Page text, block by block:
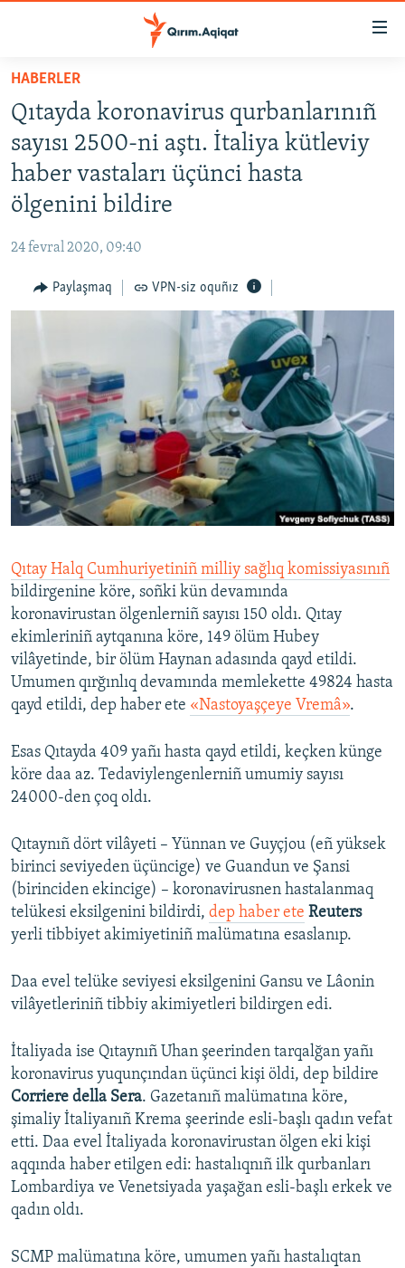
Esas
qaytmaq
Baş
navigatsiyağa
qaytmaq
Qıdıruvğa
HABERLER
SİYASET
İQTİSADİYAT
CEMİYET
İNSAN AQLARI
VİDEO
FİKİR
Русский
Українською
QOŞULIÑIZ!
RFE/RS bütün saytları
HABERLER
Qıtayda koronavirus qurbanlarınıñ
sayısı 2500-ni aştı. İtaliya kütleviy
haber vastaları üçünci hasta
ölgenini bildire
24 fevral 2020, 09:40
Paylaşmaq VPN-siz oquñız
Qıtay Halq Cumhuriyetiniñ milliy sağlıq komissiyasınıñ
bildirgenine köre, soñki kün devamında
koronavirustan ölgenlerniñ sayısı 150 oldı. Qıtay
ekimleriniñ aytqanına köre, 149 ölüm Hubey
vilâyetinde, bir ölüm Haynan adasında qayd etildi.
Umumen qırğınlıq devamında memlekette 49824 hasta
qayd etildi, dep haber ete «Nastoyaşçeye Vremâ».
Esas Qıtayda 409 yañı hasta qayd etildi, keçken künge
köre daa az. Tedaviylengenlerniñ umumiy sayısı
24000-den çoq oldı.
Qıtaynıñ dört vilâyeti – Yünnan ve Guyçjou (eñ yüksek
birinci seviyeden üçüncige) ve Guandun ve Şansi
(birinciden ekincige) – koronavirusnen hastalanmaq
telükesi eksilgenini bildirdi, dep haber ete Reuters
yerli tibbiyet akimiyetiniñ malümatına esaslanıp.
Daa evel telüke seviyesi eksilgenini Gansu ve Lâonin
vilâyetleriniñ tibbiy akimiyetleri bildirgen edi.
İtaliyada ise Qıtaynıñ Uhan şeerinden tarqalğan yañı
koronavirus yuqunçından üçünci kişi öldi, dep bildire
Corriere della Sera. Gazetanıñ malümatına köre,
şimaliy İtaliyanıñ Krema şeerinde esli-başlı qadın vefat
etti. Daa evel İtaliyada koronavirustan ölgen eki kişi
aqqında haber etilgen edi: hastalıqnıñ ilk qurbanları
Lombardiya ve Venetsiyada yaşağan esli-başlı erkek ve
qadın oldı.
SCMP malümatına köre, umumen yañı hastalıqtan